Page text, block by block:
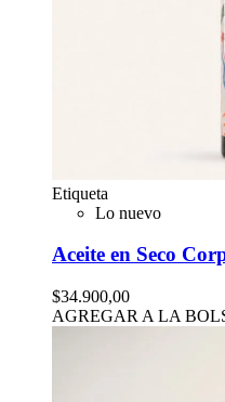
Etiqueta
Lo nuevo
Aceite en Seco
$34.900,00
AGREGAR A LA